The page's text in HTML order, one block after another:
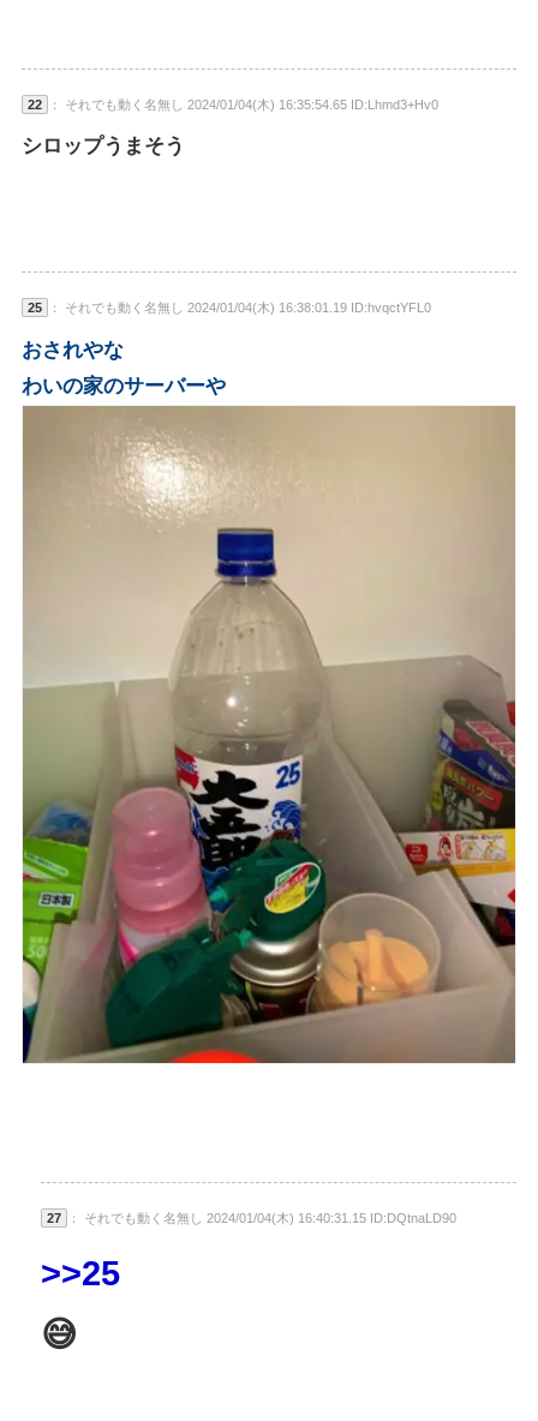
22 ： それでも動く名無し 2024/01/04(木) 16:35:54.65 ID:Lhmd3+Hv0
シロップうまそう
25 ： それでも動く名無し 2024/01/04(木) 16:38:01.19 ID:hvqctYFL0
おされやな
わいの家のサーバーや
27 ： それでも動く名無し 2024/01/04(木) 16:40:31.15 ID:DQtnaLD90
>>25
😅